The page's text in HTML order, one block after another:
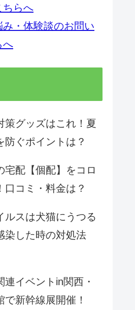
ちらへ
・体験談のお問い
へ
策グッズはこれ！夏
防ぐポイントは？
宅配【個配】をコロ
口コミ・料金は？
ルスは犬猫にうつる
染した時の対処法
イベントin関西・
新幹線展開催！